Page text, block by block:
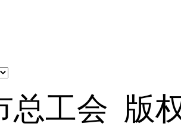
总工会 版